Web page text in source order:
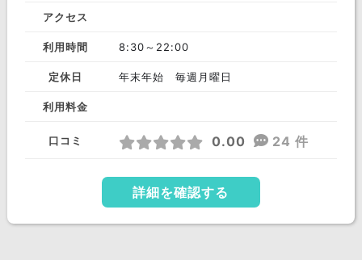
アクセス
利用時間 8:30～22:00
定休日 年末年始 毎週月曜日
利用料金
口コミ 0.00 24 件
詳細を確認する